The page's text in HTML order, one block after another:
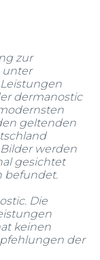
zur
unter
dermanostic
geltenden
werden
gesichtet
befundet.
Die
keinen
der